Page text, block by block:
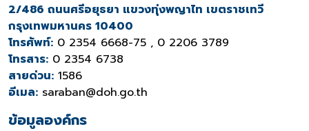
2/486 ถนนศรีอยุธยา แขวงทุ่งพญาไท เขตราชเทวี
กรุงเทพมหานคร 10400
โทรศัพท์: 0 2354 6668-75 , 0 2206 3789
โทรสาร: 0 2354 6738
สายด่วน: 1586
อีเมล: saraban@doh.go.th
ข้อมูลองค์กร